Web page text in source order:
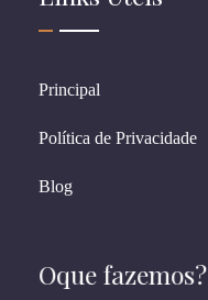
Principal
Política de Privacidade
Blog
Oque fazemos?